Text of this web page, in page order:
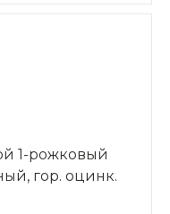
1-рожковый
гор. оцинк.